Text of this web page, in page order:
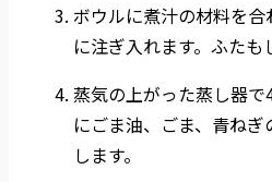
ボウルに煮汁の材料を合
に注ぎ入れます。ふたも
蒸気の上がった蒸し器
にごま油、ごま、青ね
します。